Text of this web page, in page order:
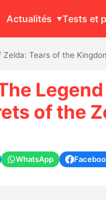
Actualités Tests et
Zelda: Tears of the
of the
WhatsApp